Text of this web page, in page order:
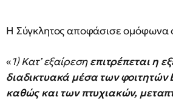
Η Σύγκλητος αποφάσισε ομόφωνα
«1) Κατ’ εξαίρεσηεπιτρέπεται η
διαδικτυακά μέσα των φοιτητών
καθώς και των πτυχιακών,